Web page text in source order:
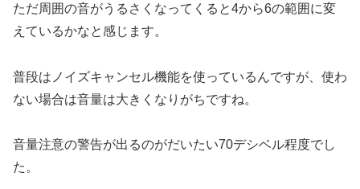
ただ周囲の音がうるさくなってくると4から6の範囲に変
えているかなと感じます。
普段はノイズキャンセル機能を使っているんですが、使わ
ない場合は音量は大きくなりがちですね。
音量注意の警告が出るのがだいたい70デシベル程度でし
た。